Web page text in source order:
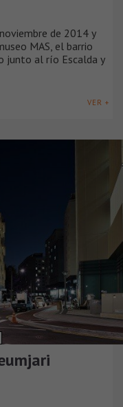
de 2014 y
MAS, el barrio
junto al río Escalda y
VER +